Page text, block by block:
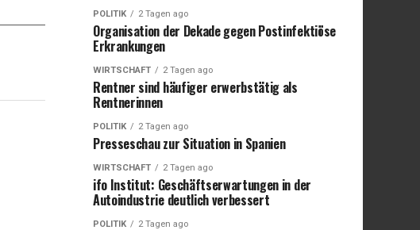
POLITIK 2 Tagen ago
Organisation der Dekade gegen Postinfektiöse
Erkrankungen
WIRTSCHAFT 2 Tagen ago
Rentner sind häufiger erwerbstätig als
Rentnerinnen
POLITIK 2 Tagen ago
Presseschau zur Situation in Spanien
WIRTSCHAFT 2 Tagen ago
ifo Institut: Geschäftserwartungen in der
Autoindustrie deutlich verbessert
POLITIK 2 Tagen ago